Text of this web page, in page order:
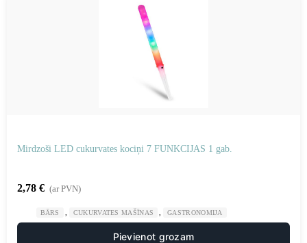
Mirdzoši LED cukurvates kociņi 7 FUNKCIJAS 1 gab.
2,78 € (ar PVN)
BĀRS CUKURVATES MAŠĪNAS GASTRONOMIJA
Pievienot grozam